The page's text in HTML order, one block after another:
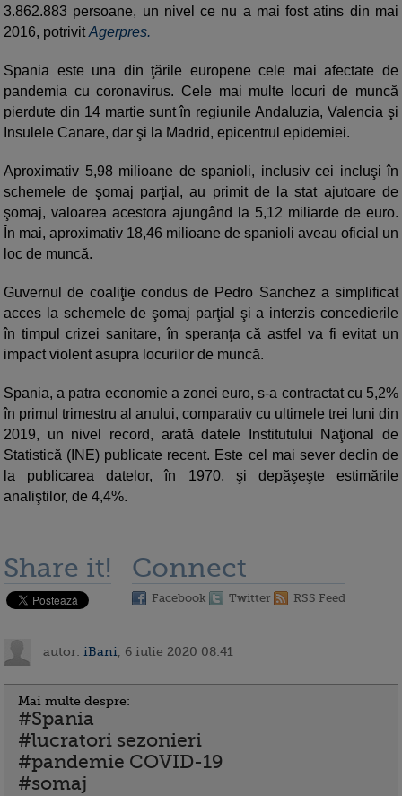
3.862.883 persoane, un nivel ce nu a mai fost atins din mai
2016, potrivitAgerpres.
Spania este una din ţările europene cele mai afectate de
pandemia cu coronavirus. Cele mai multe locuri de muncă
pierdute din 14 martie sunt în regiunile Andaluzia, Valencia şi
Insulele Canare, dar şi la Madrid, epicentrul epidemiei.
Aproximativ 5,98 milioane de spanioli, inclusiv cei incluşi în
schemele de şomaj parţial, au primit de la stat ajutoare de
şomaj, valoarea acestora ajungând la 5,12 miliarde de euro.
În mai, aproximativ 18,46 milioane de spanioli aveau oficial un
loc de muncă.
Guvernul de coaliţie condus de Pedro Sanchez a simplificat
acces la schemele de şomaj parţial şi a interzis concedierile
în timpul crizei sanitare, în speranţa că astfel va fi evitat un
impact violent asupra locurilor de muncă.
Spania, a patra economie a zonei euro, s-a contractat cu 5,2%
în primul trimestru al anului, comparativ cu ultimele trei luni din
2019, un nivel record, arată datele Institutului Naţional de
Statistică (INE) publicate recent. Este cel mai sever declin de
la publicarea datelor, în 1970, şi depăşeşte estimările
analiştilor, de 4,4%.
Share it! Connect
Facebook Twitter RSS Feed
autor: iBani , 6 iulie 2020 08:41
Mai multe despre:
#Spania
#lucratori sezonieri
#pandemie COVID-19
#somaj